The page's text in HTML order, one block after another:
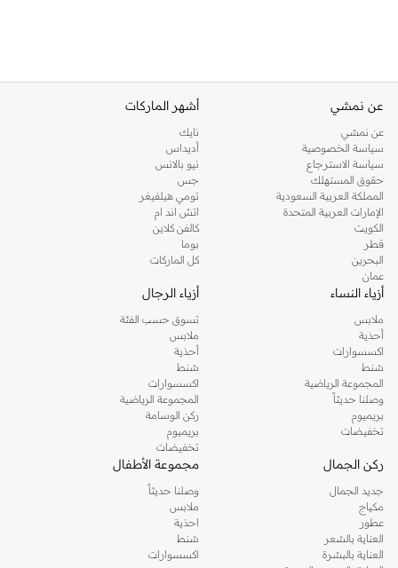
عن نمشي
عن نمشي
سياسة الخصوصية
سياسة الاسترجاع
حقوق المستهلك
المملكة العربية السعودية
الإمارات العربية المتحدة
الكويت
قطر
البحرين
عمان
أشهر الماركات
نايك
أديداس
نيو بالانس
جس
تومي هيلفيغر
اتش اند ام
كالفن كلاين
بوما
كل الماركات
أزياء النساء
ملابس
أحذية
اكسسوارات
شنط
المجموعة الرياضية
وصلنا حديثاً
بريميوم
تخفيضات
أزياء الرجال
تسوق حسب الفئة
ملابس
أحذية
شنط
اكسسوارات
المجموعة الرياضية
ركن الوسامة
بريميوم
تخفيضات
ركن الجمال
جديد الجمال
مكياج
عطور
العناية بالشعر
العناية بالبشرة
مجموعة الأطفال
وصلنا حديثاً
ملابس
احذية
شنط
اكسسوارات